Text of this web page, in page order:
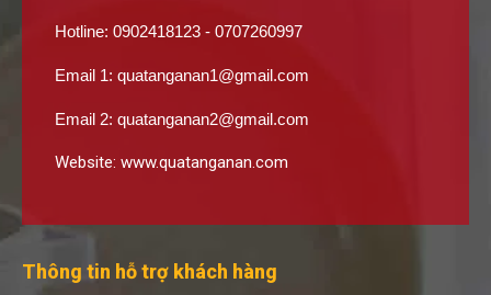
Hotline: 0902418123 - 0707260997
Email 1: quatanganan1@gmail.com
Email 2: quatanganan2@gmail.com
Website: www.quatanganan.com
Thông tin hỗ trợ khách hàng